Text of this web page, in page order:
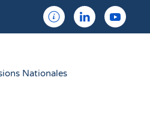
Nationales